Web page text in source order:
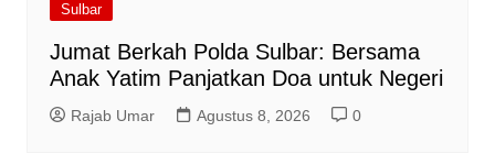
Sulbar
Jumat Berkah Polda Sulbar: Bersama
Anak Yatim Panjatkan Doa untuk Negeri
Rajab Umar Agustus 8, 2026 0